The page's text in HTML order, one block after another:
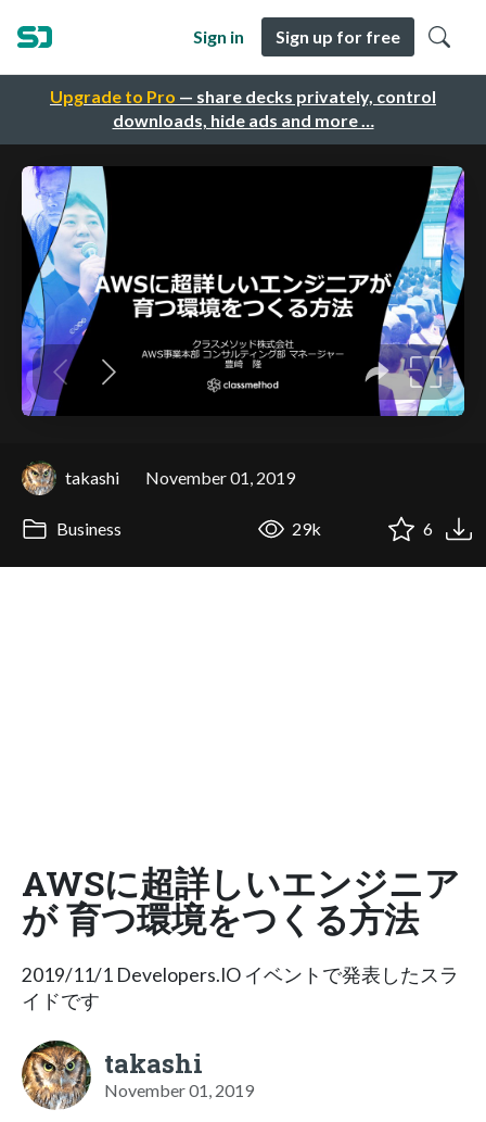
Upgrade to Pro — share decks privately, control
downloads, hide ads and more …
Sign in Sign up for free
takashi November 01, 2019
Business 29k 6
AWSに超詳しいエンジニア
が 育つ環境をつくる方法
2019/11/1 Developers.IO イベントで発表したスラ
イドです
takashi
November 01, 2019